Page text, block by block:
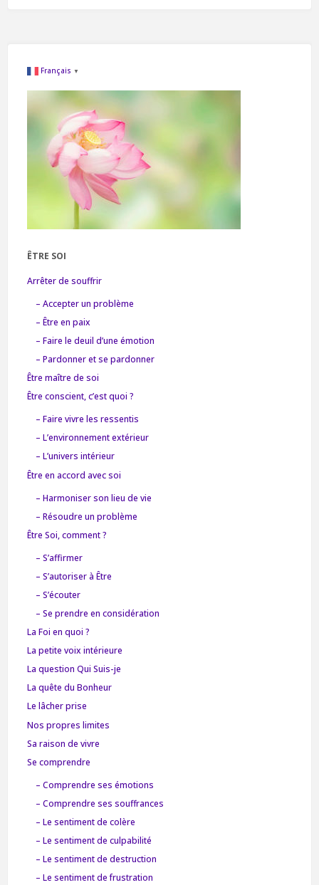
Français ▼
ÊTRE SOI
Arrêter de souffrir
– Accepter un problème
– Être en paix
– Faire le deuil d’une émotion
– Pardonner et se pardonner
Être maître de soi
Être conscient, c’est quoi ?
– Faire vivre les ressentis
– L’environnement extérieur
– L’univers intérieur
Être en accord avec soi
– Harmoniser son lieu de vie
– Résoudre un problème
Être Soi, comment ?
– S’affirmer
– S’autoriser à Être
– S’écouter
– Se prendre en considération
La Foi en quoi ?
La petite voix intérieure
La question Qui Suis-je
La quête du Bonheur
Le lâcher prise
Nos propres limites
Sa raison de vivre
Se comprendre
– Comprendre ses émotions
– Comprendre ses souffrances
– Le sentiment de colère
– Le sentiment de culpabilité
– Le sentiment de destruction
– Le sentiment de frustration